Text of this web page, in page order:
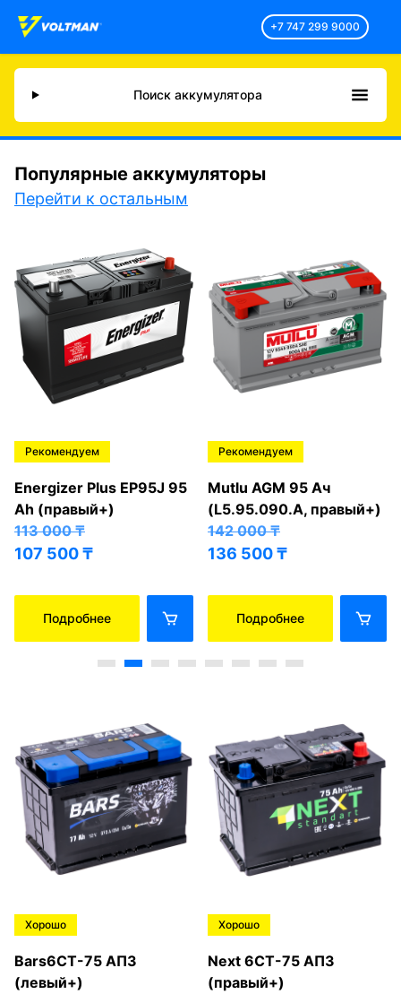
+7 747 299 9000
Поиск аккумулятора
Популярные аккумуляторы
Перейти к остальным
Рекомендуем
Energizer Plus EP95J 95
Ah (правый+)
113 000₸
107 500₸
Подробнее
Рекомендуем
Mutlu AGM 95 Ач
(L5.95.090.A, правый+)
142 000₸
136 500₸
Подробнее
Хорошо
Bars6СТ-75 АПЗ
(левый+)
Хорошо
Next 6СТ-75 АПЗ
(правый+)